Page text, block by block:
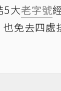
5大老字號
免去四